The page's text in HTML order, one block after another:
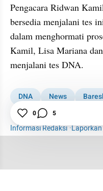
Pengacara Ridwan
bersedia menjalani tes
dalam menghormati
Kamil, Lisa Mariana
menjalani tes DNA.
DNA News
Ridwan Kamil
Informasi Redaksi·
0 5